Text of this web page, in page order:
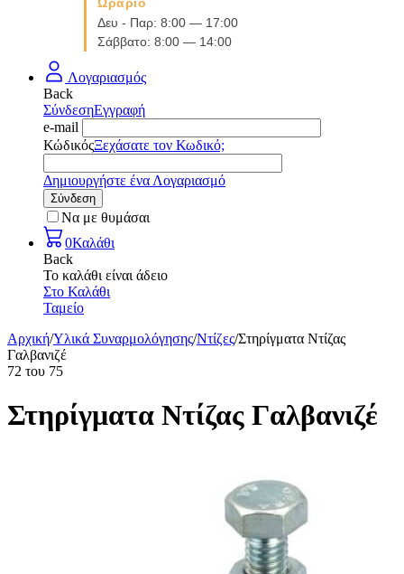
Δευ - Παρ: 8:00 — 17:00
Σάββατο: 8:00 — 14:00
Λογαριασμός
Back
ΣύνδεσηΕγγραφή
e-mail
ΚώδικόςΞεχάσατε τον Κωδικό;
Δημιουργήστε ένα Λογαριασμό
Σύνδεση
Να με θυμάσαι
0Καλάθι
Back
Το καλάθι είναι άδειο
Στο Καλάθι
Ταμείο
Αρχική/Υλικά Συναρμολόγησης/Ντίζες/Στηρίγματα Ντίζας
Γαλβανιζέ
72 του 75
Στηρίγματα Ντίζας Γαλβανιζέ